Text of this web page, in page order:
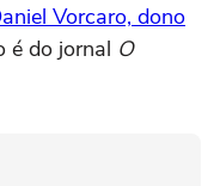
Vorcaro, dono
é do jornal O